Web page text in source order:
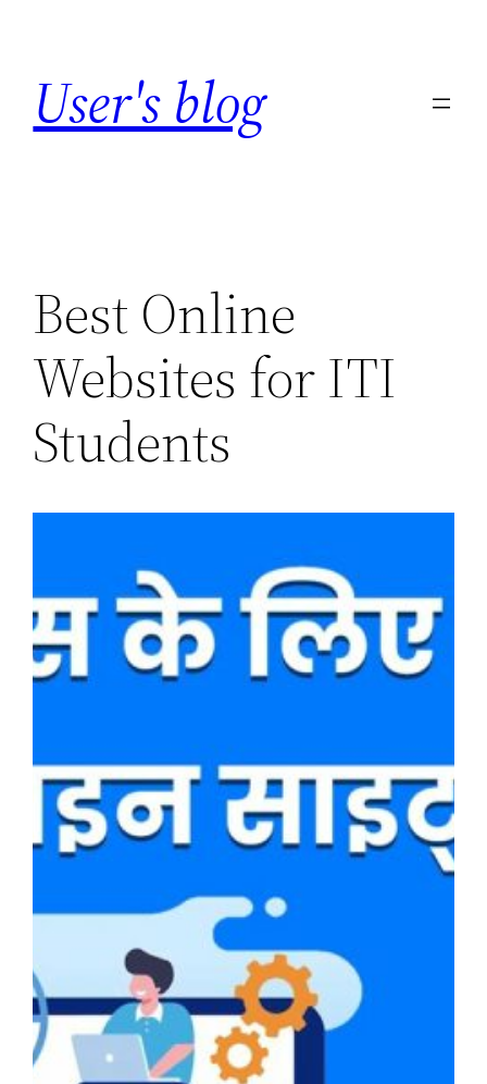
content
User's blog
Best Online
Websites for ITI
Students